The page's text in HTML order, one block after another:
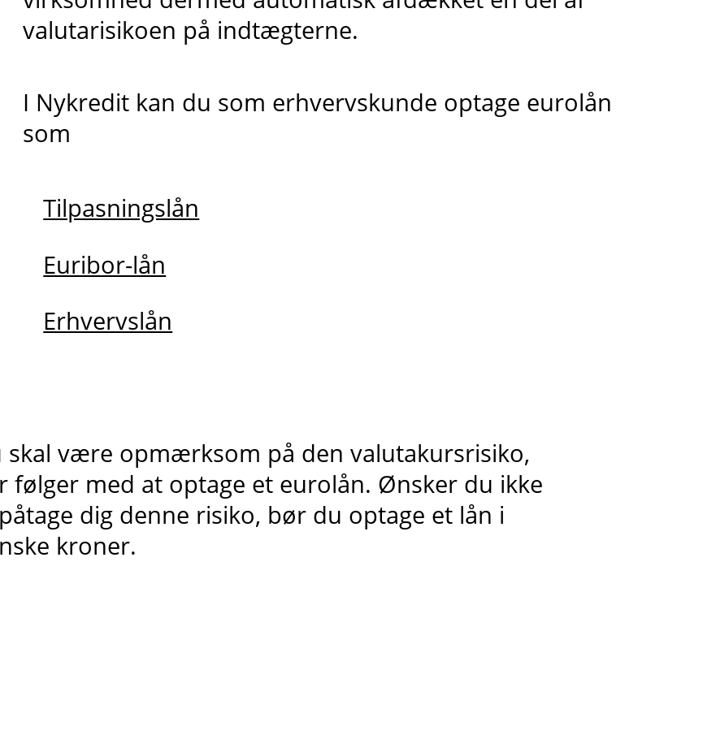
valutarisikoen på indtægterne.
I Nykredit kan du som erhvervskunde optage eurolån
som
Tilpasningslån
Euribor-lån
Erhvervslån
skal være opmærksom på den valutakursrisiko,
følger med at optage et eurolån. Ønsker du ikke
dig denne risiko, bør du optage et lån i
kroner.